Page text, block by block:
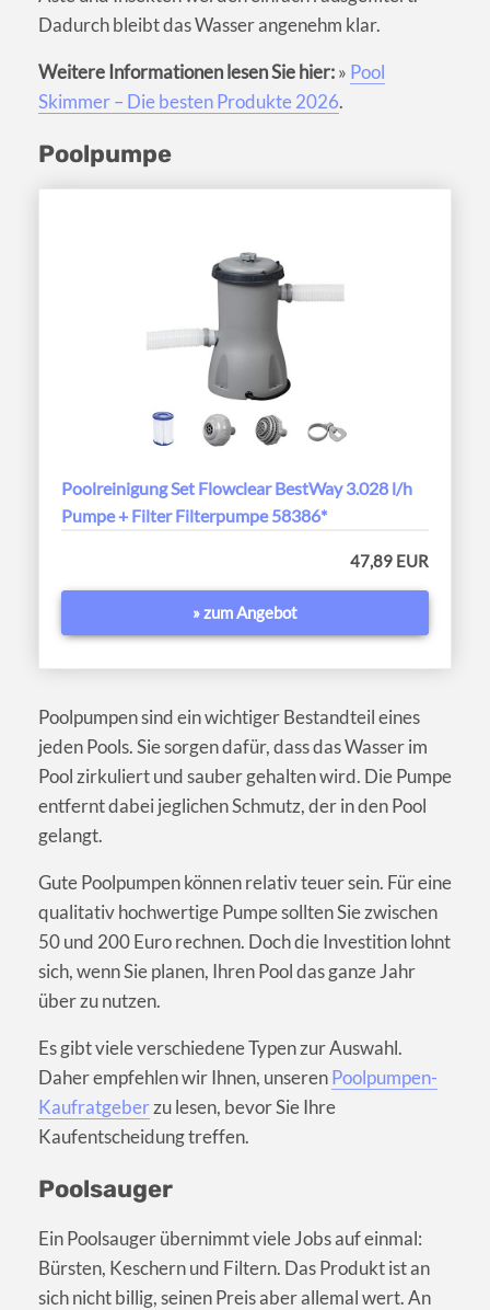
Dadurch bleibt das Wasser angenehm klar.
Weitere Informationen lesen Sie hier:» Pool
Skimmer – Die besten Produkte 2026.
Poolpumpe
Poolreinigung Set Flowclear BestWay 3.028 l/h
Pumpe + Filter Filterpumpe 58386*
47,89 EUR
» zum Angebot
Poolpumpen sind ein wichtiger Bestandteil eines
jeden Pools. Sie sorgen dafür, dass das Wasser im
Pool zirkuliert und sauber gehalten wird. Die Pumpe
entfernt dabei jeglichen Schmutz, der in den Pool
gelangt.
Gute Poolpumpen können relativ teuer sein. Für eine
qualitativ hochwertige Pumpe sollten Sie zwischen
50 und 200 Euro rechnen. Doch die Investition lohnt
sich, wenn Sie planen, Ihren Pool das ganze Jahr
über zu nutzen.
Es gibt viele verschiedene Typen zur Auswahl.
Daher empfehlen wir Ihnen, unserenPoolpumpen-
Kaufratgeberzu lesen, bevor Sie Ihre
Kaufentscheidung treffen.
Poolsauger
Ein Poolsauger übernimmt viele Jobs auf einmal:
Bürsten, Keschern und Filtern. Das Produkt ist an
sich nicht billig, seinen Preis aber allemal wert. An